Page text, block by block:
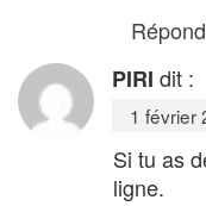
PIRI dit :
1 février
Si tu as
ligne.